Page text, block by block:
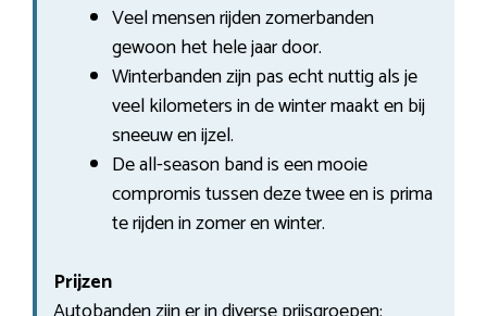
Veel mensen rijden zomerbanden
gewoon het hele jaar door.
Winterbanden zijn pas echt nuttig als je
veel kilometers in de winter maakt en bij
sneeuw en ijzel.
De all-season band is een mooie
compromis tussen deze twee en is prima
te rijden in zomer en winter.
Prijzen